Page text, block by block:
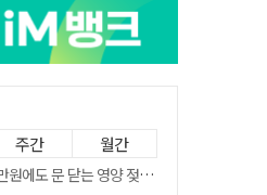
주간 월간
닫는 영양 젖소농장… "일할 사람이 없어"